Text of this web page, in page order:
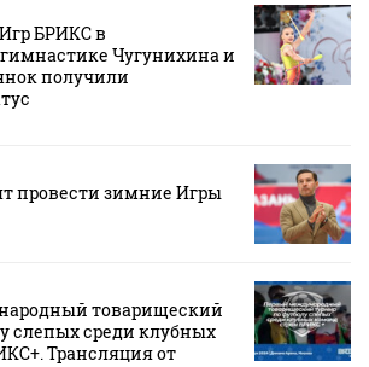
БРИКС в
Чугунихина и
получили
провести зимние Игры
товарищеский
слепых среди клубных
Трансляция от